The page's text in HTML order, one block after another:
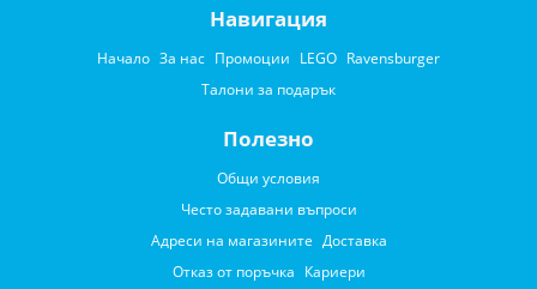
Навигация
Начало За нас Промоции LEGO Ravensburger
Талони за подарък
Полезно
Общи условия
Често задавани въпроси
Адреси на магазините Доставка
Отказ от поръчка Кариери